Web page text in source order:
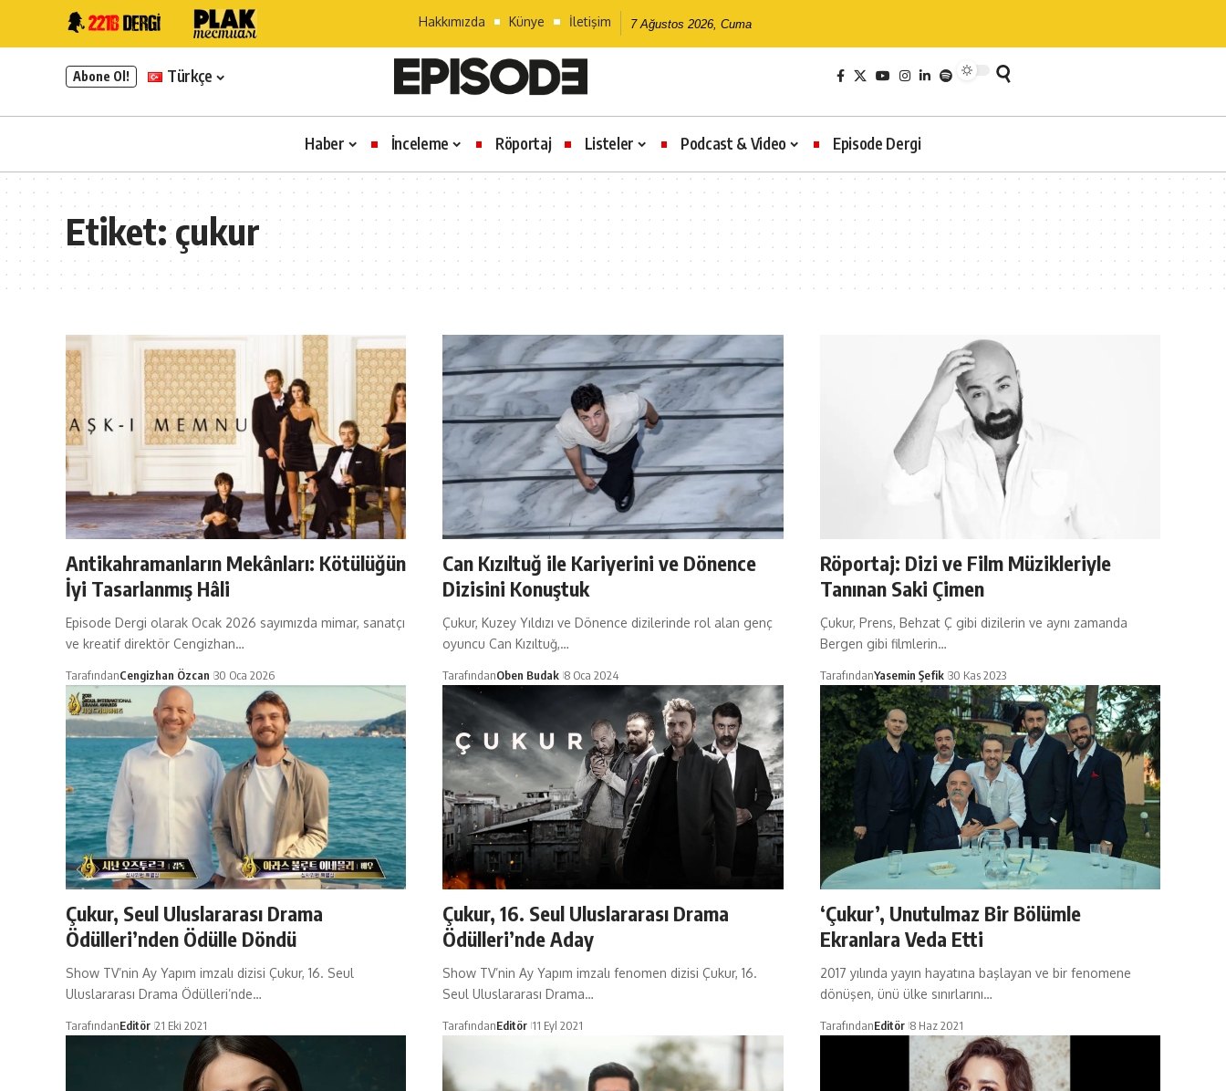
Hakkımızda Künye İletişim 7 Ağustos 2026, Cuma
Abone Ol! Türkçe
Haber İnceleme Röportaj Listeler Podcast & Video Episode Dergi
Etiket:çukur
Antikahramanların Mekânları: Kötülüğün
İyi Tasarlanmış Hâli
Episode Dergi olarak Ocak 2026 sayımızda mimar, sanatçı
ve kreatif direktör Cengizhan…
TarafındanCengizhan Özcan 30 Oca 2026
Can Kızıltuğ ile Kariyerini ve Dönence
Dizisini Konuştuk
Çukur, Kuzey Yıldızı ve Dönence dizilerinde rol alan genç
oyuncu Can Kızıltuğ,…
TarafındanOben Budak 8 Oca 2024
Röportaj: Dizi ve Film Müzikleriyle
Tanınan Saki Çimen
Çukur, Prens, Behzat Ç gibi dizilerin ve aynı zamanda
Bergen gibi filmlerin…
TarafındanYasemin Şefik 30 Kas 2023
Çukur, Seul Uluslararası Drama
Ödülleri’nden Ödülle Döndü
Show TV’nin Ay Yapım imzalı dizisi Çukur, 16. Seul
Uluslararası Drama Ödülleri’nde…
TarafındanEditör 21 Eki 2021
Çukur, 16. Seul Uluslararası Drama
Ödülleri’nde Aday
Show TV’nin Ay Yapım imzalı fenomen dizisi Çukur, 16.
Seul Uluslararası Drama…
TarafındanEditör 11 Eyl 2021
‘Çukur’, Unutulmaz Bir Bölümle
Ekranlara Veda Etti
2017 yılında yayın hayatına başlayan ve bir fenomene
dönüşen, ünü ülke sınırlarını…
TarafındanEditör 8 Haz 2021